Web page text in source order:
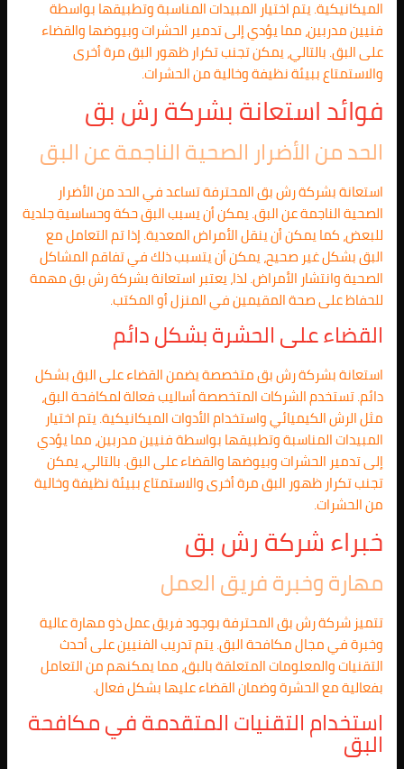
الميكانيكية. يتم اختيار المبيدات المناسبة وتطبيقها بواسطة
فنيين مدربين، مما يؤدي إلى تدمير الحشرات وبيوضها والقضاء
على البق. بالتالي، يمكن تجنب تكرار ظهور البق مرة أخرى
والاستمتاع ببيئة نظيفة وخالية من الحشرات.
فوائد استعانة بشركة رش بق
الحد من الأضرار الصحية الناجمة عن البق
استعانة بشركة رش بق المحترفة تساعد في الحد من الأضرار
الصحية الناجمة عن البق. يمكن أن يسبب البق حكة وحساسية جلدية
للبعض، كما يمكن أن ينقل الأمراض المعدية. إذا تم التعامل مع
البق بشكل غير صحيح، يمكن أن يتسبب ذلك في تفاقم المشاكل
الصحية وانتشار الأمراض. لذا، يعتبر استعانة بشركة رش بق مهمة
للحفاظ على صحة المقيمين في المنزل أو المكتب.
القضاء على الحشرة بشكل دائم
استعانة بشركة رش بق متخصصة يضمن القضاء على البق بشكل
دائم. تستخدم الشركات المتخصصة أساليب فعالة لمكافحة البق،
مثل الرش الكيميائي واستخدام الأدوات الميكانيكية. يتم اختيار
المبيدات المناسبة وتطبيقها بواسطة فنيين مدربين، مما يؤدي
إلى تدمير الحشرات وبيوضها والقضاء على البق. بالتالي، يمكن
تجنب تكرار ظهور البق مرة أخرى والاستمتاع ببيئة نظيفة وخالية
من الحشرات.
خبراء شركة رش بق
مهارة وخبرة فريق العمل
تتميز شركة رش بق المحترفة بوجود فريق عمل ذو مهارة عالية
وخبرة في مجال مكافحة البق. يتم تدريب الفنيين على أحدث
التقنيات والمعلومات المتعلقة بالبق، مما يمكنهم من التعامل
بفعالية مع الحشرة وضمان القضاء عليها بشكل فعال.
استخدام التقنيات المتقدمة في مكافحة
البق